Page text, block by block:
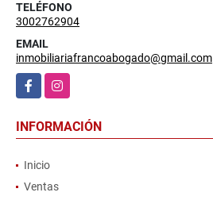
TELÉFONO
3002762904
EMAIL
inmobiliariafrancoabogado@gmail.com
FacebookInstagram
INFORMACIÓN
Inicio
Ventas